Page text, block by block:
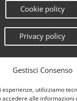
Gestisci Consenso
utilizziamo
alle informazioni
Cookie policy
Privacy policy